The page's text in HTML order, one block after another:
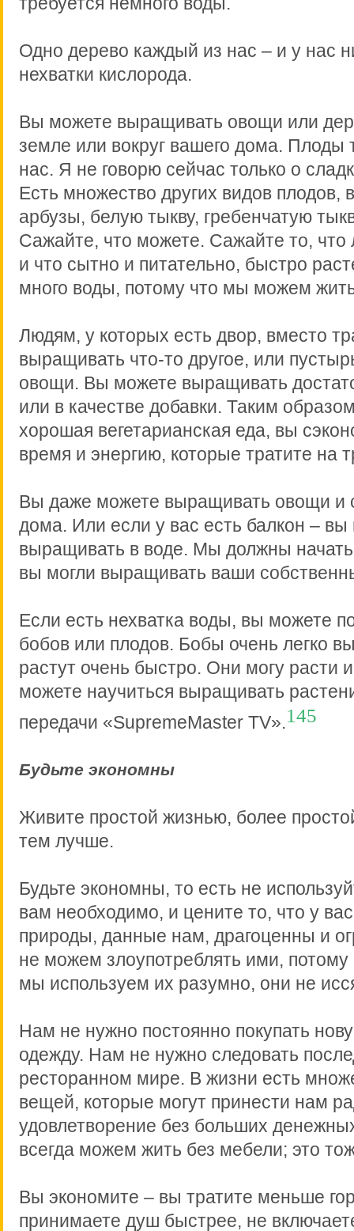
Одно дерево каждый из нас – и у нас
нехватки кислорода.
Вы можете выращивать овощи или
земле или вокруг вашего дома.
нас. Я не говорю сейчас только о
Есть множество других видов плодов,
арбузы, белую тыкву, гребенчатую
Сажайте, что можете. Сажайте то, что
и что сытно и питательно, быстро
много воды, потому что мы можем
Людям, у которых есть двор, вместо
выращивать что-то другое, или
овощи. Вы можете выращивать
или в качестве добавки. Таким
хорошая вегетарианская еда, вы
время и энергию, которые тратите на
Вы даже можете выращивать овощи и
дома. Или если у вас есть балкон –
выращивать в воде. Мы должны
вы могли выращивать ваши
Если есть нехватка воды, вы можете
бобов или плодов. Бобы очень легко
растут очень быстро. Они могу расти
можете научиться выращивать
передачи «SupremeMaster TV».145
Будьте экономны
Живите простой жизнью, более
тем лучше.
Будьте экономны, то есть не
вам необходимо, и цените то, что у
природы, данные нам, драгоценны и
не можем злоупотреблять ими, потому
мы используем их разумно, они не
Нам не нужно постоянно покупать
одежду. Нам не нужно следовать
ресторанном мире. В жизни есть
вещей, которые могут принести нам
удовлетворение без больших
всегда можем жить без мебели; это
Вы экономите – вы тратите меньше
принимаете душ быстрее, не